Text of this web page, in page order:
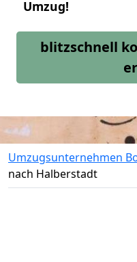
Umzug!
blitzschnell
Umzugsunternehmen
nach Halberstadt